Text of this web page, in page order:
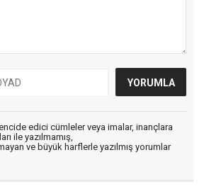
edici cümleler veya imalar, inançlara
ile yazılmamış,
ve büyük harflerle yazılmış yorumlar